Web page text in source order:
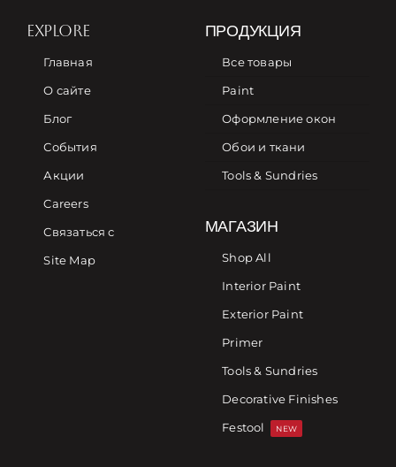
EXPLORE
Главная
О сайте
Блог
События
Акции
Careers
Связаться с
Site Map
ПРОДУКЦИЯ
Все товары
Paint
Оформление окон
Обои и ткани
Tools & Sundries
МАГАЗИН
Shop All
Interior Paint
Exterior Paint
Primer
Tools & Sundries
Decorative Finishes
Festool
NEW